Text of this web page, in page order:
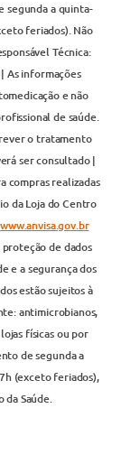
segunda a quinta-
feriados). Não
Técnica:
As informações
e não
de saúde.
o tratamento
ser consultado |
compras realizadas
da Loja do Centro
www.anvisa.gov.br
proteção de dados
e a segurança dos
estão sujeitos à
antimicrobianos,
físicas ou por
de segunda a
(exceto feriados),
Saúde.